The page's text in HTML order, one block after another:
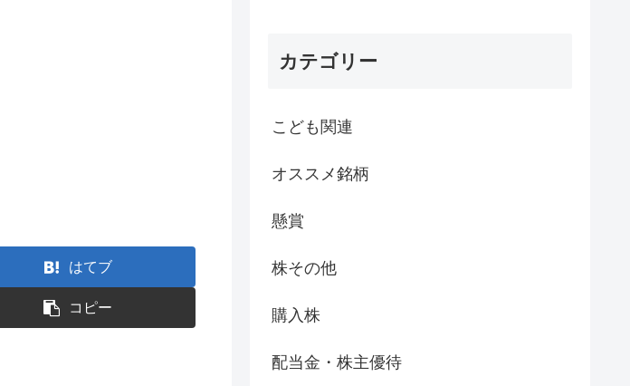
はてブ
コピー
カテゴリー
こども関連
オススメ銘柄
懸賞
株その他
購入株
配当金・株主優待